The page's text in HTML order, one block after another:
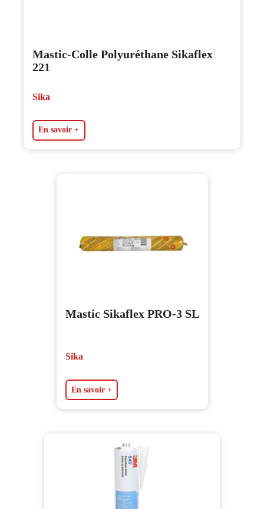
Mastic-Colle Polyuréthane Sikaflex
221
Sika
En savoir +
Mastic Sikaflex PRO-3 SL
Sika
En savoir +